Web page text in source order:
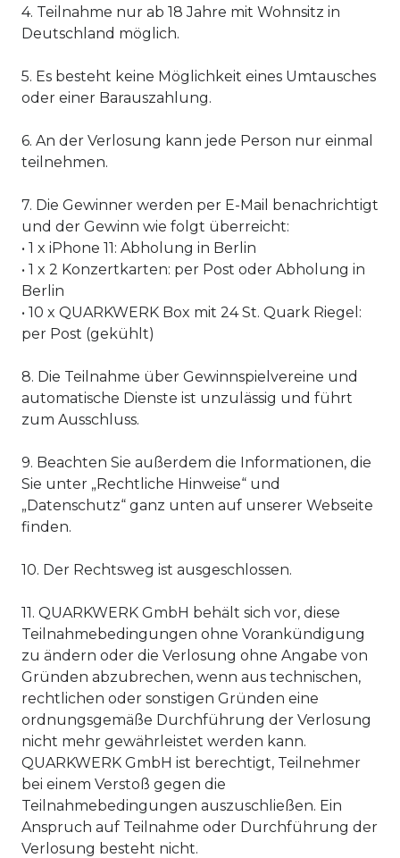
4. Teilnahme nur ab 18 Jahre mit Wohnsitz in
Deutschland möglich.
5. Es besteht keine Möglichkeit eines Umtausches
oder einer Barauszahlung.
6. An der Verlosung kann jede Person nur einmal
teilnehmen.
7. Die Gewinner werden per E-Mail benachrichtigt
und der Gewinn wie folgt überreicht:
• 1 x iPhone 11: Abholung in Berlin
• 1 x 2 Konzertkarten: per Post oder Abholung in
Berlin
• 10 x QUARKWERK Box mit 24 St. Quark Riegel:
per Post (gekühlt)
8. Die Teilnahme über Gewinnspielvereine und
automatische Dienste ist unzulässig und führt
zum Ausschluss.
9. Beachten Sie außerdem die Informationen, die
Sie unter „Rechtliche Hinweise“ und
„Datenschutz“ ganz unten auf unserer Webseite
finden.
10. Der Rechtsweg ist ausgeschlossen.
11. QUARKWERK GmbH behält sich vor, diese
Teilnahmebedingungen ohne Vorankündigung
zu ändern oder die Verlosung ohne Angabe von
Gründen abzubrechen, wenn aus technischen,
rechtlichen oder sonstigen Gründen eine
ordnungsgemäße Durchführung der Verlosung
nicht mehr gewährleistet werden kann.
QUARKWERK GmbH ist berechtigt, Teilnehmer
bei einem Verstoß gegen die
Teilnahmebedingungen auszuschließen. Ein
Anspruch auf Teilnahme oder Durchführung der
Verlosung besteht nicht.